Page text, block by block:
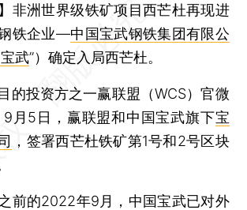
非洲世界级铁矿项目西芒杜再现进
铁企业—中国宝武钢铁集团有限公
武”）确定入局西芒杜。
投资方之一赢联盟（WCS）官微
月5日，赢联盟和中国宝武旗下宝
，签署西芒杜铁矿第1号和2号区块
的2022年9月，中国宝武已对外